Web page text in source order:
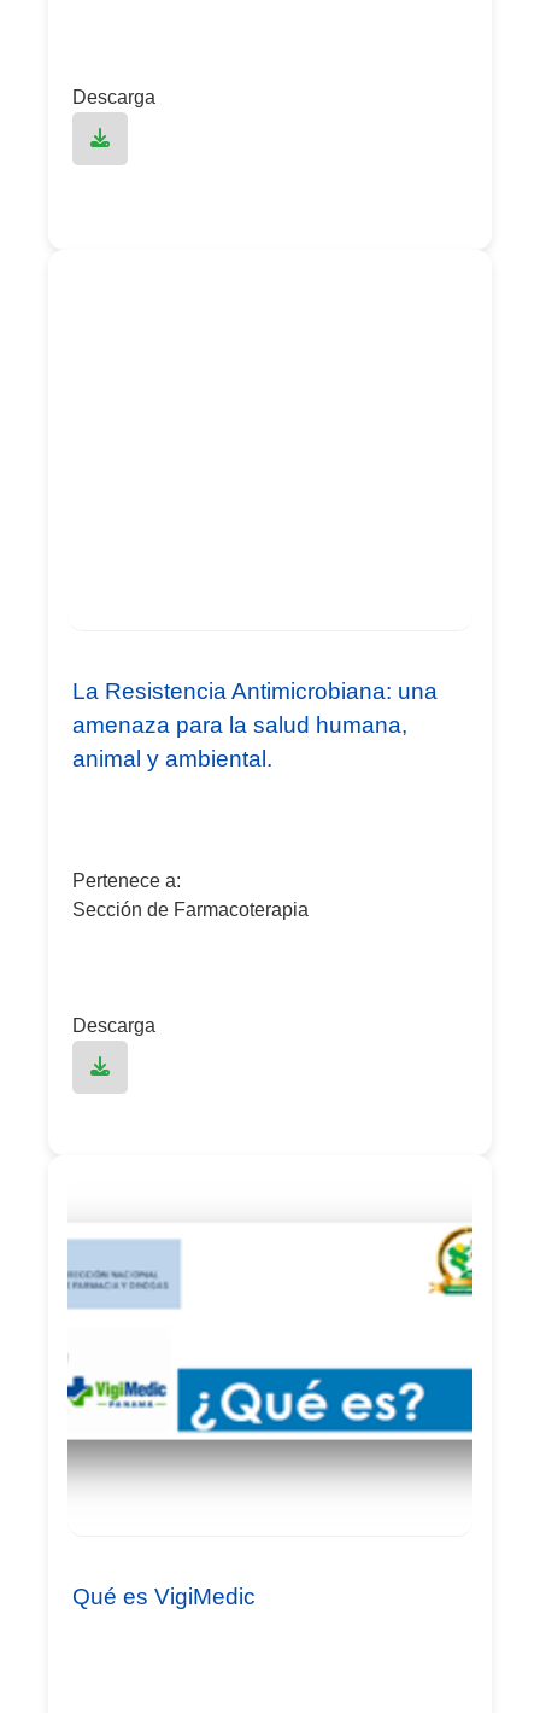
Descarga
La Resistencia Antimicrobiana: una
amenaza para la salud humana,
animal y ambiental.
Pertenece a:
Sección de Farmacoterapia
Descarga
Qué es VigiMedic